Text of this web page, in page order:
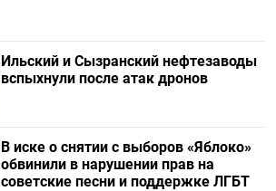
Ильский и Сызранский нефтезаводы
вспыхнули после атак дронов
В иске о снятии с выборов «Яблоко»
обвинили в нарушении прав на
советские песни и поддержке ЛГБТ